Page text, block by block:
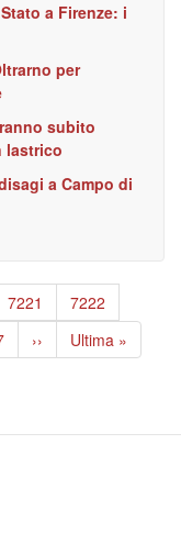
a Firenze: i
per
subito
lastrico
a Campo di
Page
7221 Page
7222
Pagina
successiva
››
Ultima
pagina
Ultima »